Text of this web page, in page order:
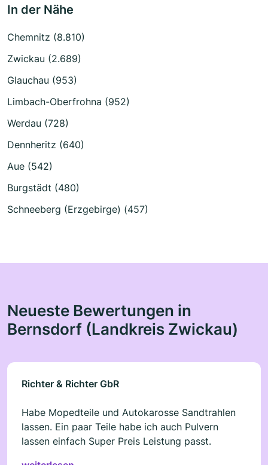
In der Nähe
Chemnitz (8.810)
Zwickau (2.689)
Glauchau (953)
Limbach-Oberfrohna (952)
Werdau (728)
Dennheritz (640)
Aue (542)
Burgstädt (480)
Schneeberg (Erzgebirge) (457)
Neueste Bewertungen in
Bernsdorf (Landkreis Zwickau)
Richter & Richter GbR
Habe Mopedteile und Autokarosse Sandtrahlen
lassen. Ein paar Teile habe ich auch Pulvern
lassen einfach Super Preis Leistung passt.